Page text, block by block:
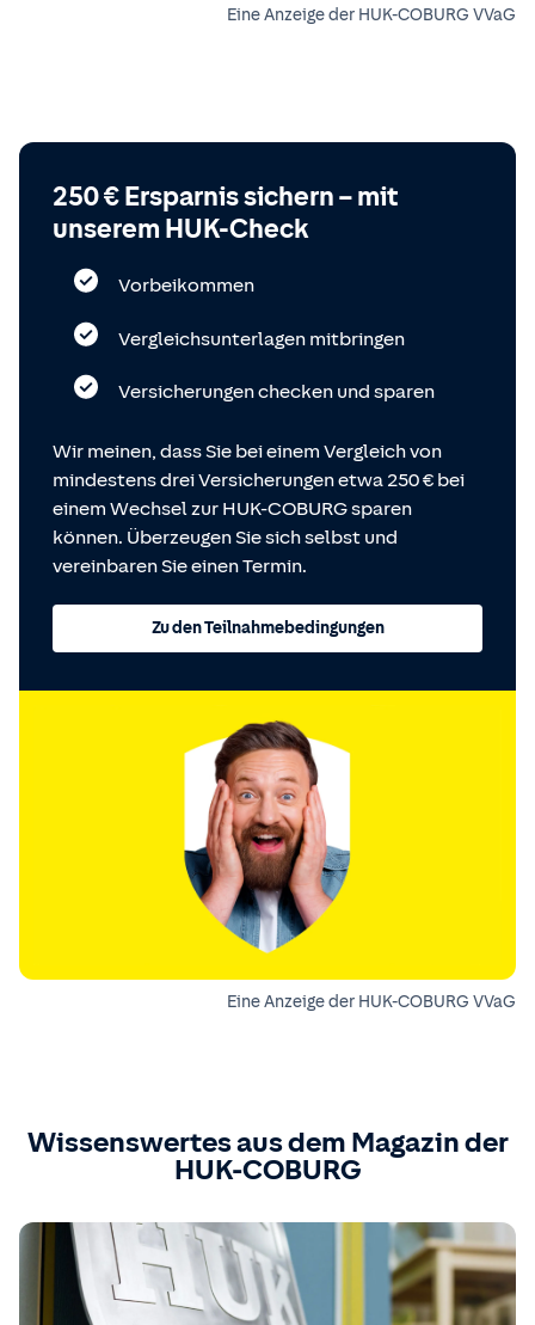
Eine Anzeige der HUK-COBURG VVaG
250 € Ersparnis sichern – mit
unserem HUK-Check
Vorbeikommen
Vergleichsunterlagen mitbringen
Versicherungen checken und sparen
Wir meinen, dass Sie bei einem Vergleich von
mindestens drei Versicherungen etwa 250 € bei
einem Wechsel zur HUK-COBURG sparen
können. Überzeugen Sie sich selbst und
vereinbaren Sie einen Termin.
Zu den Teilnahmebedingungen
Eine Anzeige der HUK-COBURG VVaG
Wissenswertes aus dem Magazin der
HUK-COBURG